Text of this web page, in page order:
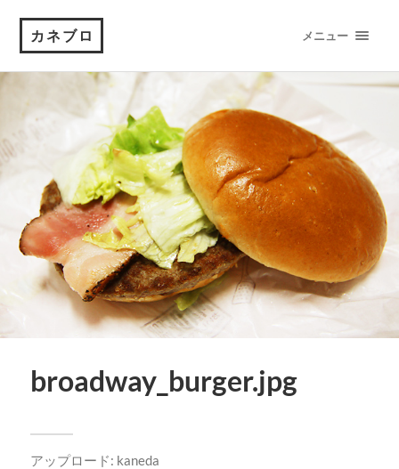
カネブロ メニュー
broadway_burger.jpg
アップロード: kaneda